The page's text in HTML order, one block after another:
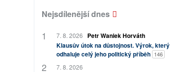
Nejsdílenější dnes
7. 8. 2026
Petr Waniek Horváth
Klausův útok na důstojnost. Výrok, který
odhaluje celý jeho politický příběh 146
7. 8. 2026